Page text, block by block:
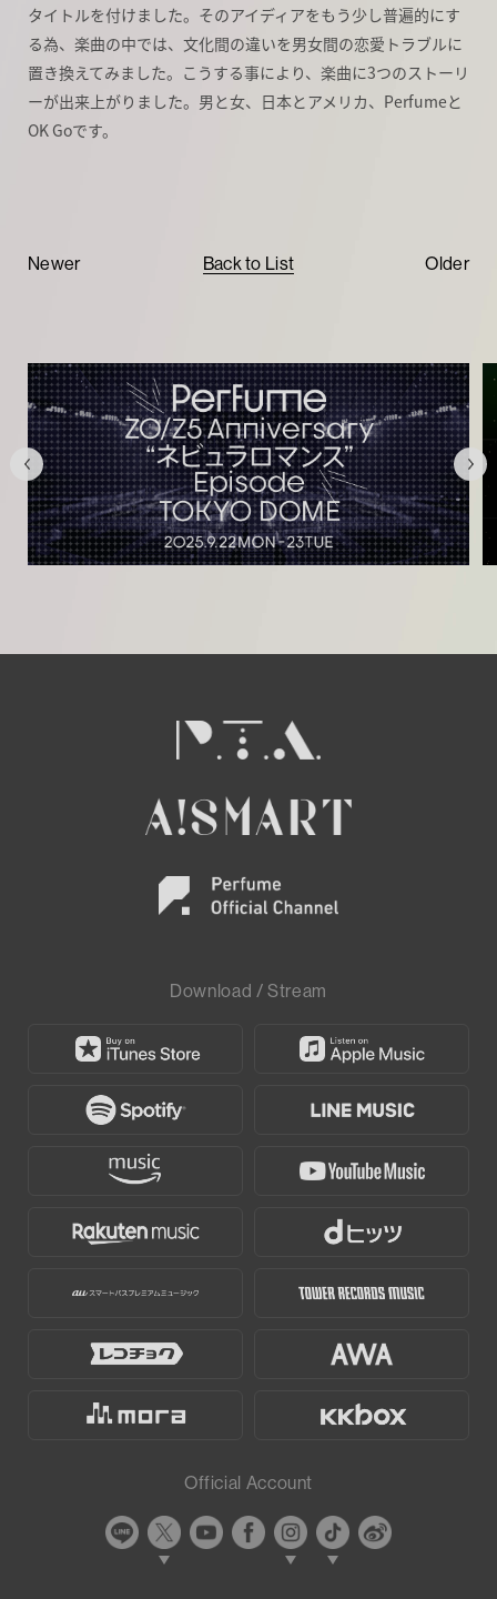
タイトルを付けました。そのアイディアをもう少し普遍的にす
る為、楽曲の中では、文化間の違いを男女間の恋愛トラブルに
置き換えてみました。こうする事により、楽曲に3つのストーリ
ーが出来上がりました。男と女、日本とアメリカ、Perfumeと
OK Goです。
Newer Back to List Older
Download / Stream
Official Account